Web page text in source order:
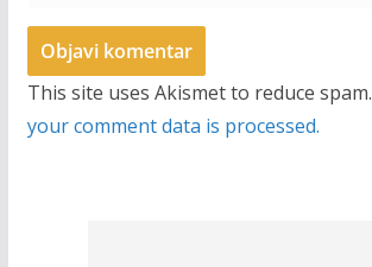
This site uses Akismet to reduce spam.
your comment data is processed.